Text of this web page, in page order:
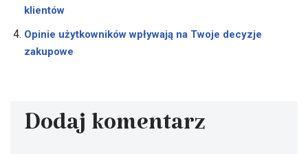
klientów
Opinie użytkowników wpływają na Twoje decyzje
zakupowe
Dodaj komentarz